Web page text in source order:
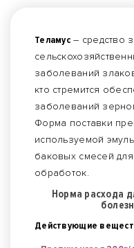
Теламус– средство
заболеваний
кто стремится
заболеваний
Форма поставки
используемой
баковых смесей
обработок.
Норма расхода
Действующие